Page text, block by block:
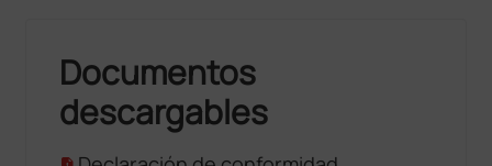
Documentos
descargables